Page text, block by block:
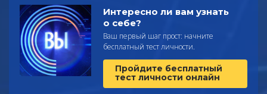
Интересно ли вам узнать
о себе?
Ваш первый шаг прост: начните
бесплатный тест личности.
Пройдите бесплатный
тест личности онлайн